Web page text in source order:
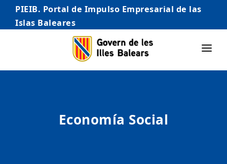
PIEIB. Portal de Impulso Empresarial de las
Islas Baleares
INICIO
AUTÓNOMO/AUTÓNOMA
Economía Social